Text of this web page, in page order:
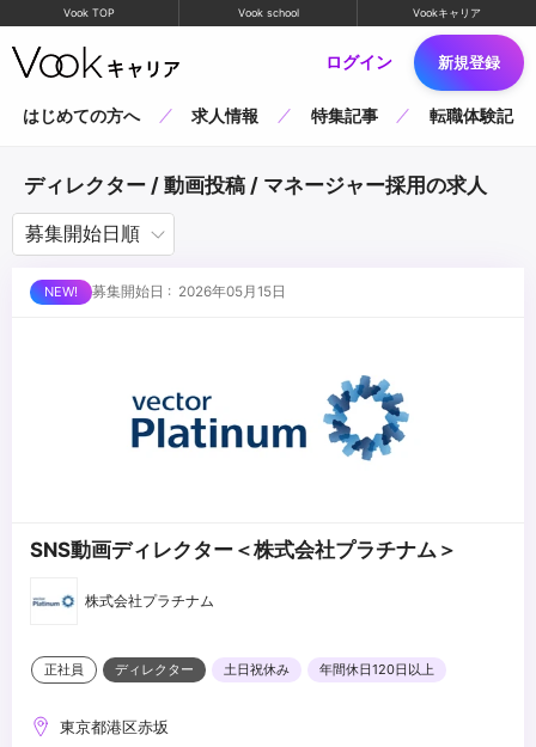
Vook TOP Vook school Vookキャリア
ログイン 新規登録
はじめての方へ 求人情報 特集記事 転職体験記
ディレクター / 動画投稿 / マネージャー採用の求人
募集開始日 : 2026年05月15日
SNS動画ディレクター＜株式会社プラチナム＞
株式会社プラチナム
正社員 ディレクター 土日祝休み 年間休日120日以上
東京都港区赤坂